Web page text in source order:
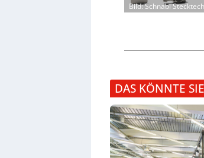
Bild: Schnabl
DAS KÖNNTE